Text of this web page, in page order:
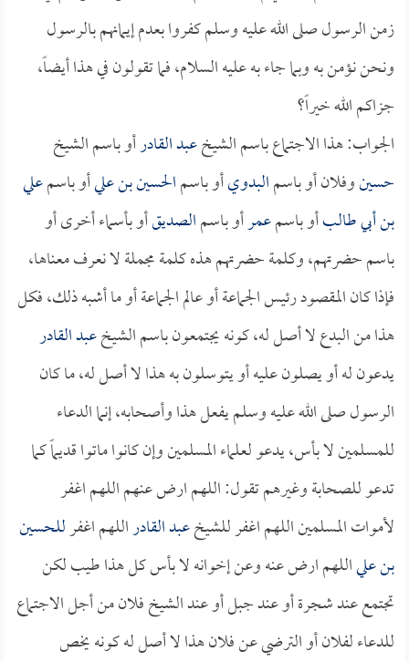
زمن الرسول صلى الله عليه وسلم كفروا بعدم إيمانهم بالرسول
ونحن نؤمن به وبما جاء به عليه السلام، فما تقولون في هذا أيضاً،
جزاكم الله خيراً؟
الجواب: هذا الاجتماع باسم الشيخعبد القادرأو باسم الشيخ
حسينوفلان أو باسمالبدويأو باسمالحسين بن عليأو باسمعلي
بن أبي طالبأو باسمعمرأو باسمالصديقأو بأسماء أخرى أو
باسم حضرتهم، وكلمة حضرتهم هذه كلمة مجملة لا نعرف معناها،
فإذا كان المقصود رئيس الجماعة أو عالم الجماعة أو ما أشبه ذلك، فكل
هذا من البدع لا أصل له، كونه يجتمعون باسم الشيخعبد القادر
يدعون له أو يصلون عليه أو يتوسلون به هذا لا أصل له، ما كان
الرسول صلى الله عليه وسلم يفعل هذا وأصحابه، إنما الدعاء
للمسلمين لا بأس، يدعو لعلماء المسلمين وإن كانوا ماتوا قديماً كما
تدعو للصحابة وغيرهم تقول: اللهم ارض عنهم اللهم اغفر
لأموات المسلمين اللهم اغفر للشيخعبد القادراللهم اغفرللحسين
بن علياللهم ارض عنه وعن إخوانه لا بأس كل هذا طيب لكن
تجتمع عند شجرة أو عند جبل أو عند الشيخ فلان من أجل الاجتماع
للدعاء لفلان أو الترضي عن فلان هذا لا أصل له كونه يخص